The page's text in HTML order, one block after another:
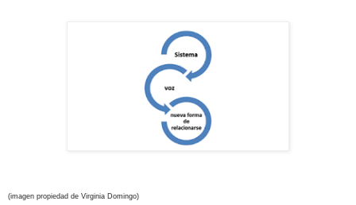
(imagen propiedad de Virginia Domingo)